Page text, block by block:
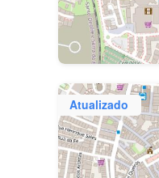
Atualizado